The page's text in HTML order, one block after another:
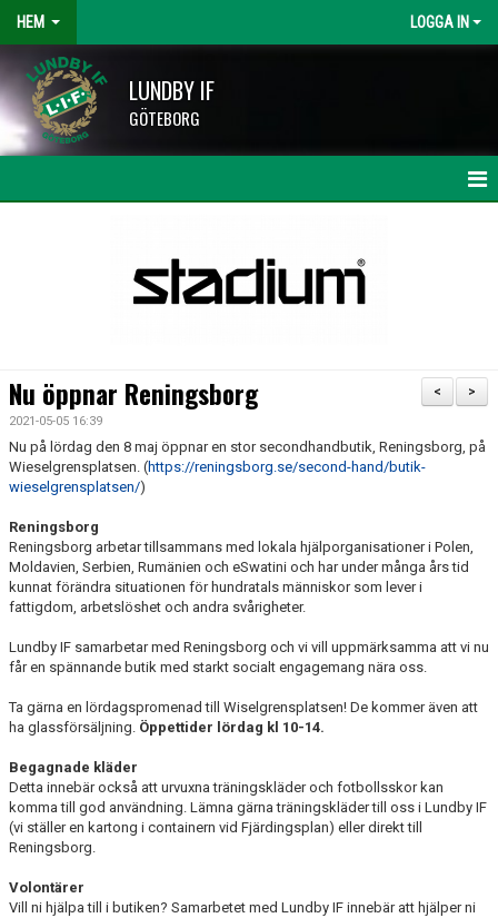
HEM LOGGA IN
LUNDBY IF
GÖTEBORG
HISINGSCUPEN
KLUBBSHOP
OM KLUBBEN
SAMARBETSPARTNERS
KONTAKT
>
<
Nu öppnar Reningsborg
2021-05-05 16:39
Nu på lördag den 8 maj öppnar en stor secondhandbutik, Reningsborg, på
Wieselgrensplatsen. (https://reningsborg.se/second-hand/butik-
wieselgrensplatsen/)
Reningsborg
Reningsborg arbetar tillsammans med lokala hjälporganisationer i Polen,
Moldavien, Serbien, Rumänien och eSwatini och har under många års tid
kunnat förändra situationen för hundratals människor som lever i
fattigdom, arbetslöshet och andra svårigheter.
Lundby IF samarbetar med Reningsborg och vi vill uppmärksamma att vi nu
får en spännande butik med starkt socialt engagemang nära oss.
Ta gärna en lördagspromenad till Wiselgrensplatsen! De kommer även att
ha glassförsäljning. Öppettider lördag kl 10-14.
Begagnade kläder
Detta innebär också att urvuxna träningskläder och fotbollsskor kan
komma till god användning. Lämna gärna träningskläder till oss i Lundby IF
(vi ställer en kartong i containern vid Fjärdingsplan) eller direkt till
Reningsborg.
Volontärer
Vill ni hjälpa till i butiken? Samarbetet med Lundby IF innebär att hjälper ni